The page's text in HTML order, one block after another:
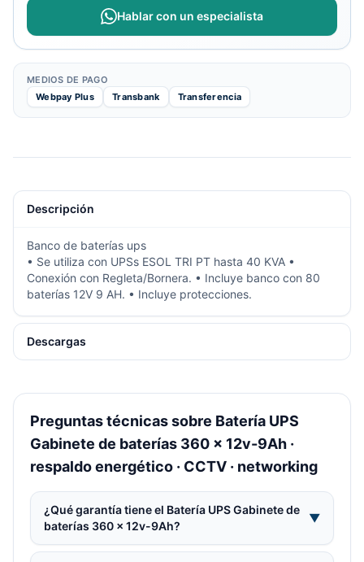
Hablar con un especialista
MEDIOS DE PAGO
Webpay Plus
Transbank Transferencia
Descripción
Banco de baterías ups
• Se utiliza con UPSs ESOL TRI PT hasta 40 KVA •
Conexión con Regleta/Bornera. • Incluye banco con 80
baterías 12V 9 AH. • Incluye protecciones.
Descargas
Preguntas técnicas sobre Batería UPS
Gabinete de baterías 360 x 12v-9Ah ·
respaldo energético · CCTV · networking
¿Qué garantía tiene el Batería UPS Gabinete de
baterías 360 x 12v-9Ah?
▼